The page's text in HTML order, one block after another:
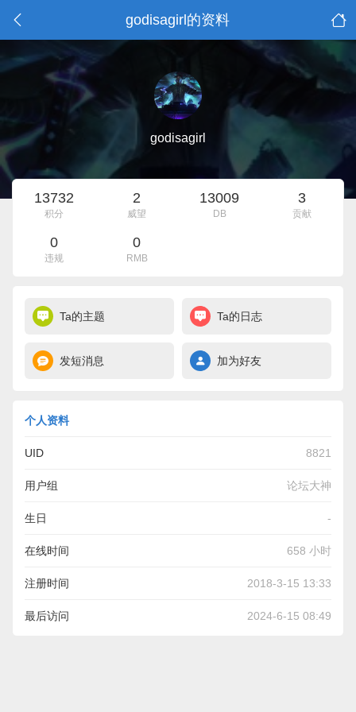
godisagirl的资料
godisagirl
13732
积分
2
威望
13009
DB
3
贡献
0
违规
0
RMB
Ta的主题 Ta的日志
发短消息 加为好友
个人资料
UID 8821
用户组 论坛大神
生日 -
在线时间 658 小时
注册时间 2018-3-15 13:33
最后访问 2024-6-15 08:49